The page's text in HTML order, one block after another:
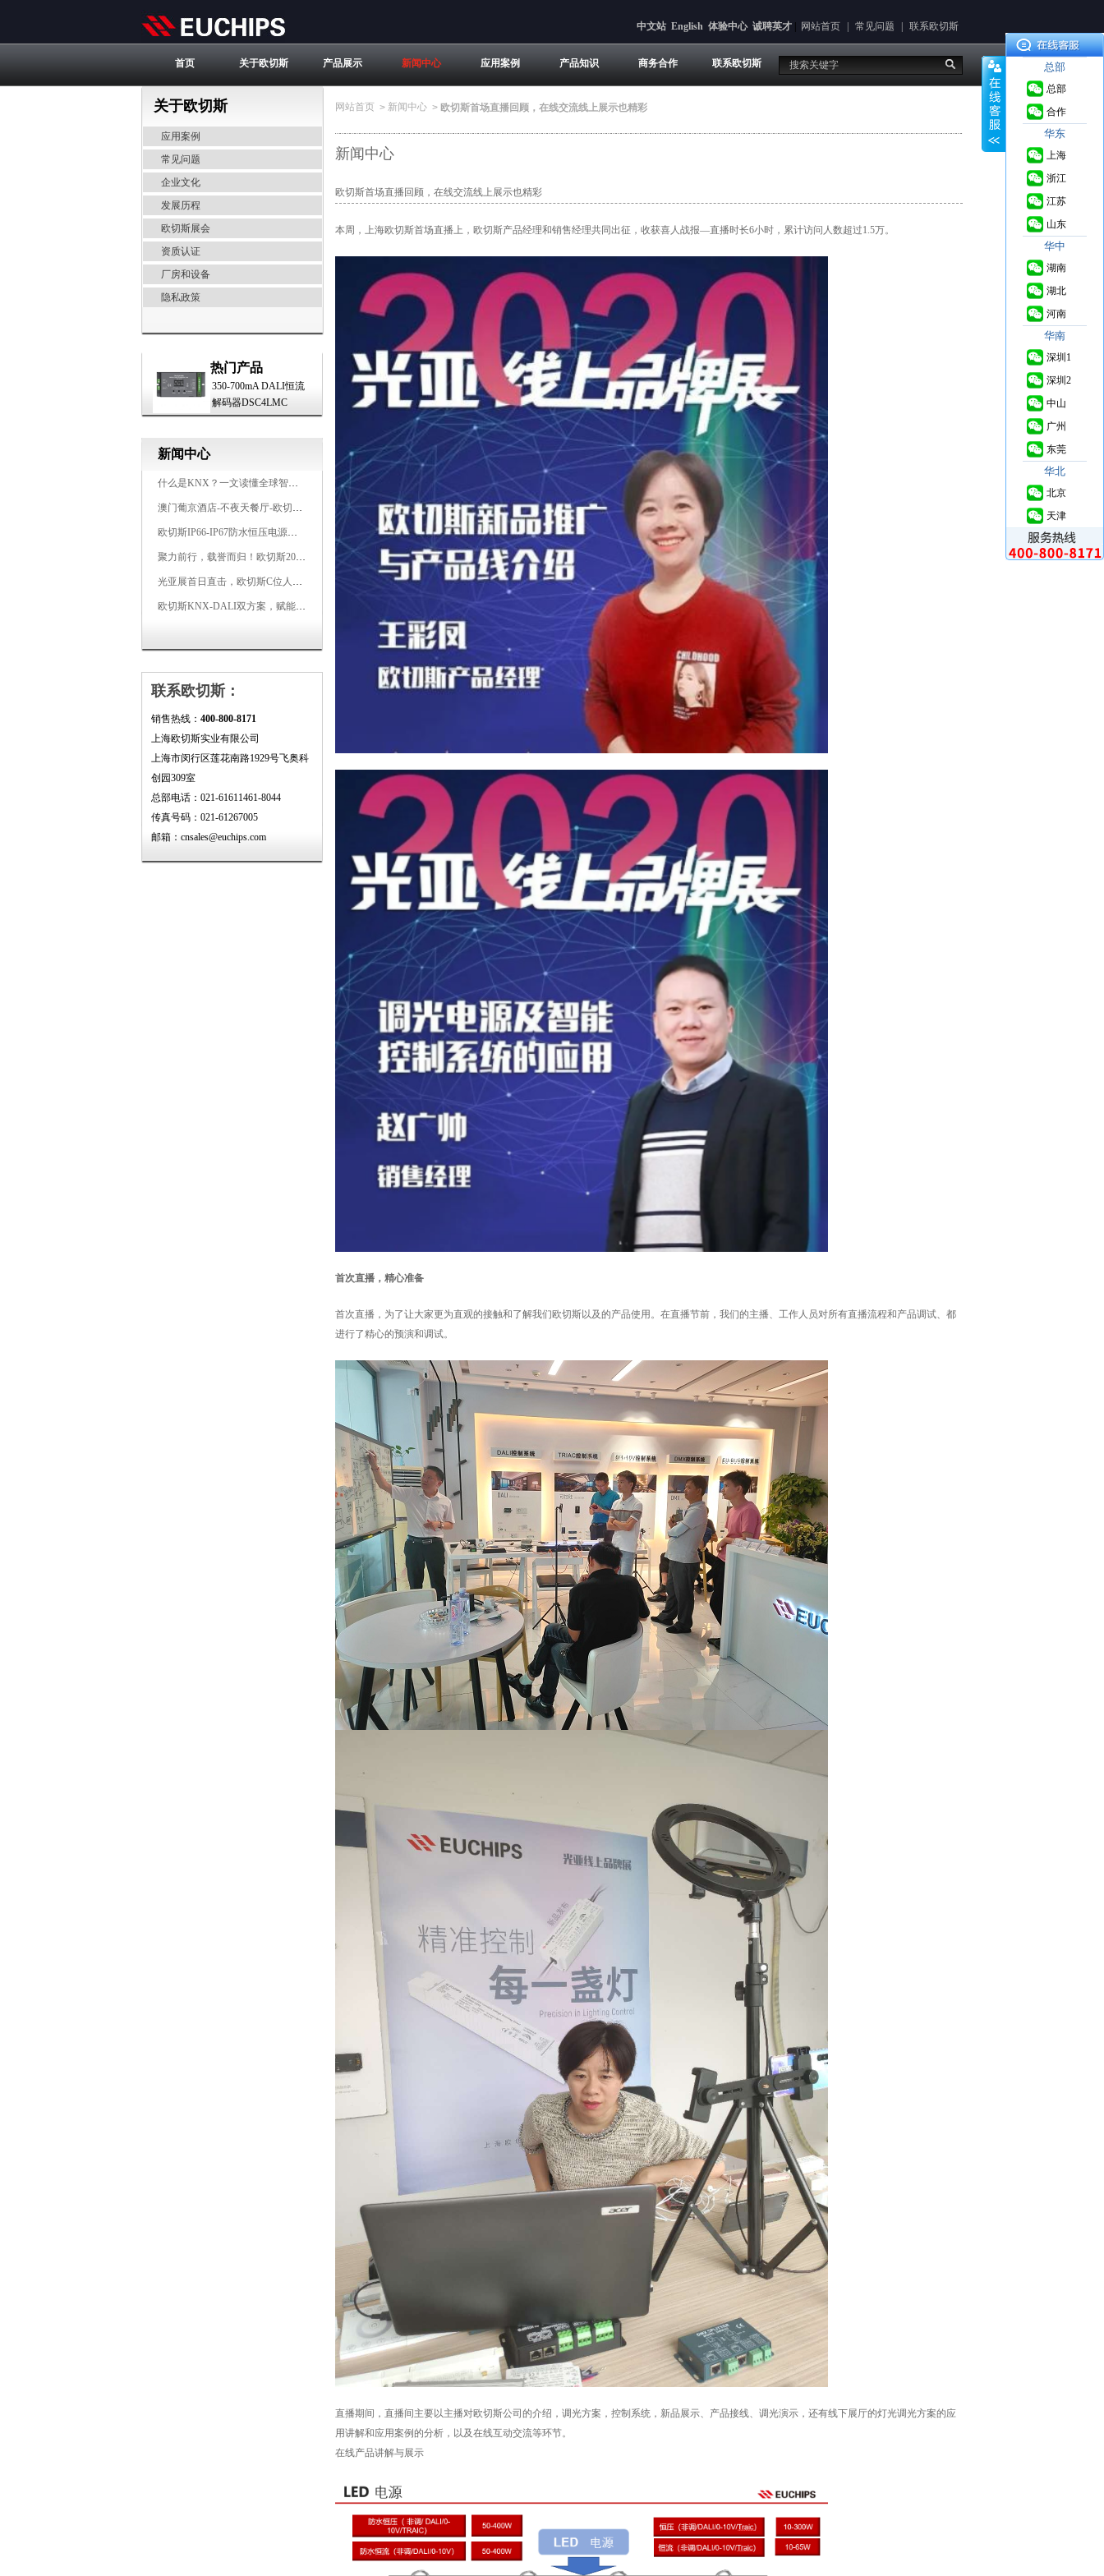
中文站 English 体验中心 诚聘英才 网站首页 常见问题 联系欧切斯
首页 关于欧切斯 产品展示 新闻中心 应用案例 产品知识 商务合作 联系欧切斯
关于欧切斯
应用案例
常见问题
企业文化
发展历程
欧切斯展会
资质认证
厂房和设备
隐私政策
热门产品
350-700mA DALI恒流
解码器DSC4LMC
新闻中心
什么是KNX？一文读懂全球智能建筑控制标准
澳门葡京酒店-不夜天餐厅-欧切斯KNX智能控制系统打造高端智慧空间
欧切斯IP66-IP67防水恒压电源，无惧风雨，智稳如一
聚力前行，载誉而归！欧切斯2026光亚展完美收官
光亚展首日直击，欧切斯C位人气爆棚-双奖加冕，实力再出圈
欧切斯KNX-DALI双方案，赋能广州有马空间日式轻奢静谧之光
联系欧切斯：
销售热线： 400-800-8171
上海欧切斯实业有限公司
上海市闵行区莲花南路1929号飞奥科
创园309室
总部电话：021-61611461-8044
传真号码：021-61267005
邮箱：cnsales@euchips.com
网站首页 > 新闻中心 > 欧切斯首场直播回顾，在线交流线上展示也精彩
新闻中心
欧切斯首场直播回顾，在线交流线上展示也精彩
本周，上海欧切斯首场直播上，欧切斯产品经理和销售经理共同出征，收获喜人战报—直播时长6小时，累计访问人数超过1.5万。
首次直播，精心准备
首次直播，为了让大家更为直观的接触和了解我们欧切斯以及的产品使用。在直播节前，我们的主播、工作人员对所有直播流程和产品调试、都
进行了精心的预演和调试。
直播期间，直播间主要以主播对欧切斯公司的介绍，调光方案，控制系统，新品展示、产品接线、调光演示，还有线下展厅的灯光调光方案的应
用讲解和应用案例的分析，以及在线互动交流等环节。
在线产品讲解与展示
总部
总部
合作
华东
上海
浙江
江苏
山东
华中
湖南
湖北
河南
华南
深圳1
深圳2
中山
广州
东莞
华北
北京
天津